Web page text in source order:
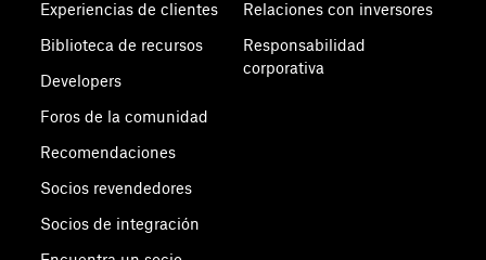
Experiencias de clientes
Biblioteca de recursos
Developers
Foros de la comunidad
Recomendaciones
Socios revendedores
Socios de integración
Relaciones con inversores
Responsabilidad
corporativa